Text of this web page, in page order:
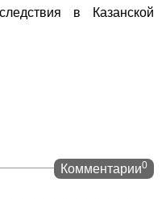
в Казанской
Комментарии0